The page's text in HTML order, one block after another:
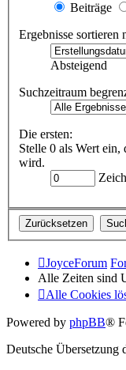
Beiträge
Ergebnisse sortieren
Absteigend
Suchzeitraum
Die ersten:
Stelle 0 als Wert
wird.
JoyceForum
Alle Zeiten sind
Alle Cookies
Powered by phpBB®
Deutsche Übersetzung